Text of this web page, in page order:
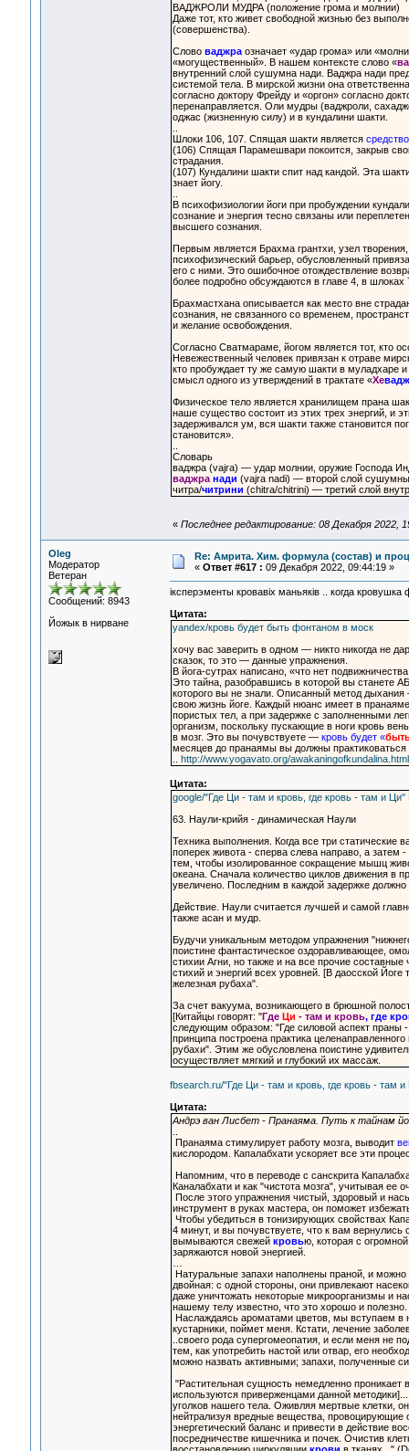
ВАДЖРОЛИ МУДРА (положение грома и молнии)
Даже тот, кто живет свободной жизнью без
(совершенства).
Слово ваджраозначает «удар грома» или
«могущественный». В нашем контексте слово «
внутренний слой сушумна нади. Ваджра нади
системой тела. В мирской жизни она
согласно доктору Фрейду и «оргон» согласно
перенаправляется. Оли мудры (ваджроли,
оджас (жизненную силу) и в кундалини шакти.
Шлоки 106, 107. Спящая шакти является
(106) Спящая Парамешвари покоится, закрыв
страдания.
(107) Кундалини шакти спит над кандой. Эта
знает йогу.
В психофизиологии йоги при пробуждении
сознание и энергия тесно связаны или
высшего сознания.
Первым является Брахма грантхи, узел
психофизический барьер, обусловленный
его с ними. Это ошибочное отождествление
более подробно обсуждаются в главе 4, в шлоках
Брахмастхана описывается как место вне
сознания, не связанного со временем,
и желание освобождения.
Согласно Сватмараме, йогом является тот, кто
Невежественный человек привязан к отраве
кто пробуждает ту же самую шакти в муладхаре
смысл одного из утверждений в трактате «Хе
Физическое тело является хранилищем прана
наше существо состоит из этих трех энергий, и
задерживался ум, вся шакти также становится
становится».
Словарь
ваджра (vajra) — удар молнии, оружие Господа
ваджранади (vajra nadi) — второй слой
читра/читрини (chitra/chitrini) — третий слой
« Последнее редактирование: 08 Декабря 2022,
Oleg
Модератор
Ветеран
Сообщений: 8943
Йожык в нирване
Re: Амрита. Хим. формула (состав) и
« Ответ #617 : 09 Декабря 2022, 09:44:19 »
iксперэменты кровавiх маньякiв .. когда кровушка
Цитата:
yandex/кровь будет быть фонтаном в моск
хочу вас заверить в одном — никто никогда не
сказок, то это — данные упражнения.
В йога-сутрах написано, «что нет
Это тайна, разобравшись в которой вы
которого вы не знали. Описанный метод
свою жизнь йоге. Каждый нюанс имеет в
пористых тел, а при задержке с заполненными
организм, поскольку пускающие в ноги кровь
в мозг. Это вы почувствуете — кровь будет «
месяцев до пранаямы вы должны
http://www.yogavato.org/awakaningofkundalina.html
Цитата:
google/"Где Ци - там и кровь, где кровь - там и
63. Наули-крийя - динамическая Наули
Техника выполнения. Когда все три
поперек живота - сперва слева направо, а затем
тем, чтобы изолированное сокращение мышц
океана. Сначала количество циклов движения в
увеличено. Последним в каждой задержке
Действие. Наули считается лучшей и самой
также асан и мудр.
Будучи уникальным методом упражнения
поистине фантастическое оздоравливающее,
стихии Агни, но также и на все прочие
стихий и энергий всех уровней. [В даосской
железная рубаха".
За счет вакуума, возникающего в брюшной
[Китайцы говорят: "Где Ци - там и кровь, где
следующим образом: "Где силовой аспект праны
принципа построена практика
рубахи". Этим же обусловлена поистине
осуществляет мягкий и глубокий их массаж.
fbsearch.ru/"Где Ци - там и кровь, где кровь - там и
Цитата:
Андрэ ван Лисбет - Пранаяма. Путь к тайнам
Пранаяма стимулирует работу мозга, выводит
кислородом. Капалабхати ускоряет все эти
Напомним, что в переводе с санскрита
Каналабхати и как "чистота мозга", учитывая
После этого упражнения чистый, здоровый и
инструмент в руках мастера, он поможет
Чтобы убедиться в тонизирующих свойствах
4 минут, и вы почувствуете, что к вам
вымываются свежей кровью, которая с
заряжаются новой энергией.
Натуральные запахи наполнены праной, и
двойная: с одной стороны, они привлекают
даже уничтожать некоторые микроорганизмы и
нашему телу известно, что это хорошо и полезно.
Наслаждаясь ароматами цветов, мы вступаем в
кустарники, поймет меня. Кстати, лечение
..своего рода супергомеопатия, и если меня не
тем, как употребить настой или отвар, его
можно назвать активными; запахи, полученные
"Растительная сущность немедленно проникает
используются приверженцами данной
уголков нашего тела. Оживляя мертвые клетки,
нейтрализуя вредные вещества, провоцирующие
энергетический баланс и привести в действие
посредничестве кишечника и почек. Очистив